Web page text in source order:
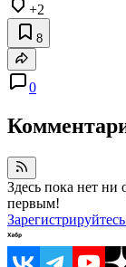
+2
8
0
Здесь пока нет ни
первым!